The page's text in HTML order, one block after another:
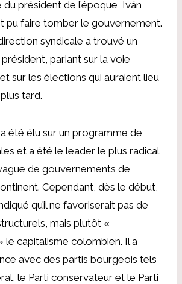
président de l’époque, Iván
pu faire tomber le gouvernement.
syndicale a trouvé un
pariant sur la voie
sur les élections qui auraient lieu
tard.
été élu sur un programme de
et a été le leader le plus radical
de gouvernements de
Cependant, dès le début,
qu’il ne favoriserait pas de
mais plutôt «
le capitalisme colombien. Il a
avec des partis bourgeois tels
le Parti conservateur et le Parti